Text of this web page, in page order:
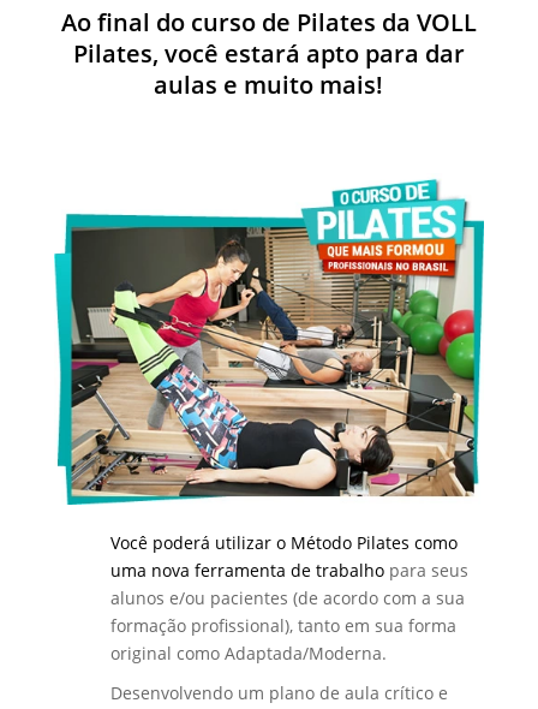
Ao final do curso de Pilates da VOLL
Pilates, você estará apto para dar
aulas e muito mais!
Você poderá utilizar o Método Pilates como
uma nova ferramenta de trabalhopara seus
alunos e/ou pacientes (de acordo com a sua
formação profissional), tanto em sua forma
original como Adaptada/Moderna.
Desenvolvendo um plano de aula crítico e